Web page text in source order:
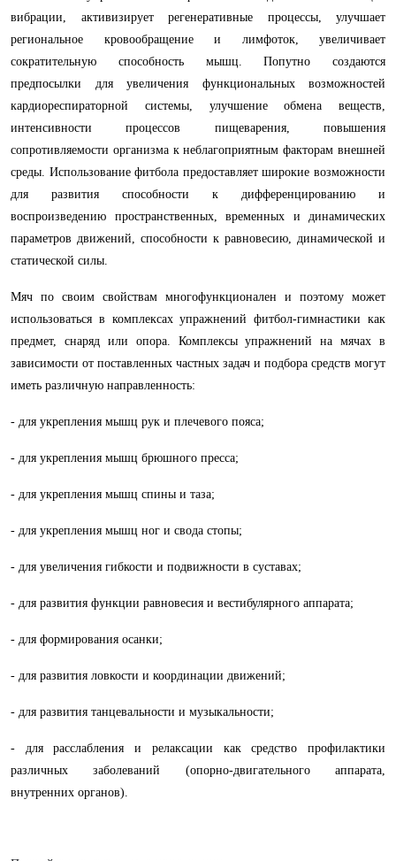
вибрации, активизирует регенеративные процессы, улучшает
региональное кровообращение и лимфоток, увеличивает
сократительную способность мышц. Попутно создаются
предпосылки для увеличения функциональных возможностей
кардиореспираторной системы, улучшение обмена веществ,
интенсивности процессов пищеварения, повышения
сопротивляемости организма к неблагоприятным факторам внешней
среды. Использование фитбола предоставляет широкие возможности
для развития способности к дифференцированию и
воспроизведению пространственных, временных и динамических
параметров движений, способности к равновесию, динамической и
статической силы.
Мяч по своим свойствам многофункционален и поэтому может
использоваться в комплексах упражнений фитбол-гимнастики как
предмет, снаряд или опора. Комплексы упражнений на мячах в
зависимости от поставленных частных задач и подбора средств могут
иметь различную направленность:
- для укрепления мышц рук и плечевого пояса;
- для укрепления мышц брюшного пресса;
- для укрепления мышц спины и таза;
- для укрепления мышц ног и свода стопы;
- для увеличения гибкости и подвижности в суставах;
- для развития функции равновесия и вестибулярного аппарата;
- для формирования осанки;
- для развития ловкости и координации движений;
- для развития танцевальности и музыкальности;
- для расслабления и релаксации как средство профилактики
различных заболеваний (опорно-двигательного аппарата,
внутренних органов).